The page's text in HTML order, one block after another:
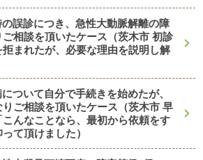
の誤診につき、急性大動脈解離の障
相談を頂いたケース（茨木市 初診
拒まれたが、必要な理由を説明し解
について自分で手続きを始めたが、
ご相談を頂いたケース（茨木市 早
んなことなら、最初から依頼をす
て頂けました）